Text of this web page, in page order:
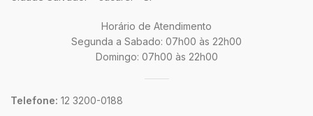
Horário de Atendimento
Segunda a Sabado: 07h00 às 22h00
Domingo: 07h00 às 22h00
Telefone: 12 3200-0188